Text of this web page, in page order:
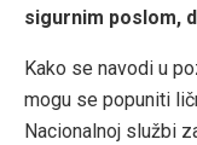
sigurnim poslom,
Kako se navodi u
mogu se popuniti
Nacionalnoj službi